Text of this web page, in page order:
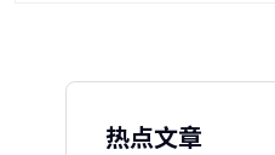
热点文章